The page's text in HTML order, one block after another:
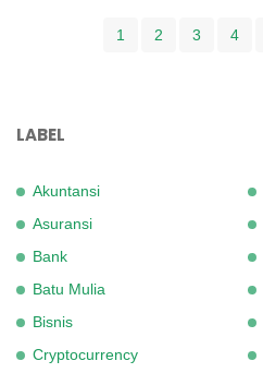
1 2 3 4
LABEL
Akuntansi
Asuransi
Bank
Batu Mulia
Bisnis
Cryptocurrency